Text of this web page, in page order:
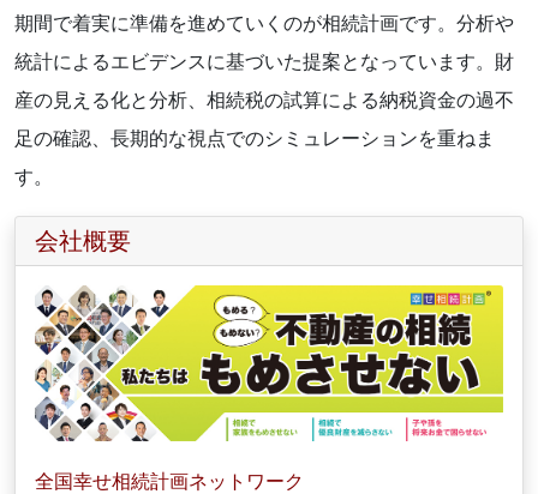
期間で着実に準備を進めていくのが相続計画です。分析や
統計によるエビデンスに基づいた提案となっています。財
産の見える化と分析、相続税の試算による納税資金の過不
足の確認、長期的な視点でのシミュレーションを重ねま
す。
会社概要
全国幸せ相続計画ネットワーク